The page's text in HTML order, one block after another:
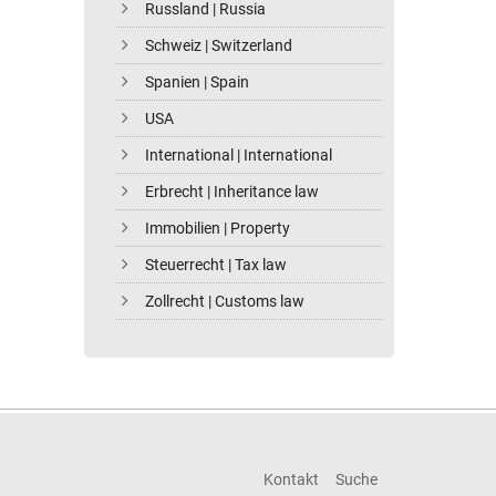
Russland | Russia
Schweiz | Switzerland
Spanien | Spain
USA
International | International
Erbrecht | Inheritance law
Immobilien | Property
Steuerrecht | Tax law
Zollrecht | Customs law
Kontakt Suche